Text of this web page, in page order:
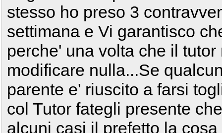
stesso ho preso 3
settimana e Vi garantisco
perche' una volta che il
modificare nulla...Se
parente e' riuscito a farsi
col Tutor fategli presente
alcuni casi il prefetto la